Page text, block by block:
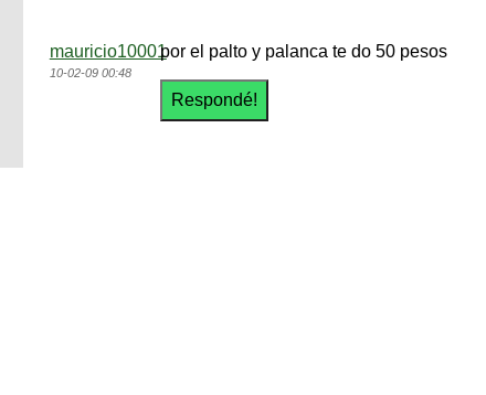
mauricio10001
10-02-09 00:48
por el palto y palanca te do 50 pesos